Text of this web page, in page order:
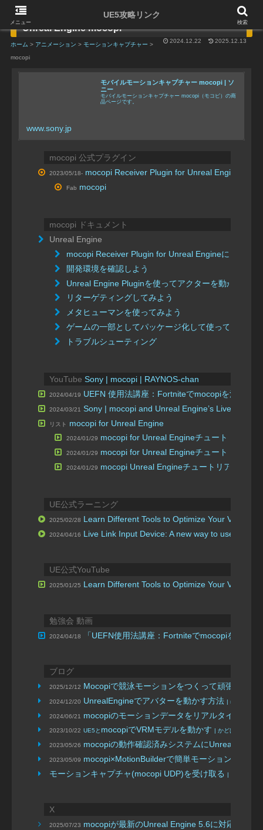
Unreal Engine mocopi
2024.12.22 2025.12.13
ホーム > アニメーション >モーションキャプチャー >
mocopi
モバイルモーションキャプチャー mocopi | ソ
ニー
モバイルモーションキャプチャー mocopi（モコピ）の商
品ページです。
www.sony.jp
mocopi 公式プラグイン
2023/05/18- mocopi Receiver Plugin for Unreal Engine
Fab mocopi
mocopi ドキュメント
Unreal Engine
mocopi Receiver Plugin for Unreal Engineについて
開発環境を確認しよう
Unreal Engine Pluginを使ってアクターを動かそう
リターゲティングしてみよう
メタヒューマンを使ってみよう
ゲームの一部としてパッケージ化して使ってみよう
トラブルシューティング
YouTubeSony | mocopi | RAYNOS-chan
2024/04/19 UEFN 使用法講座：Fortniteでmocopiを活用し
2024/03/21 Sony | mocopi and Unreal Engine’s Live Link
リスト mocopi for Unreal Engine
2024/01/29 mocopi for Unreal Engineチュートリアル:
2024/01/29 mocopi for Unreal Engineチュートリアル:
2024/01/29 mocopi Unreal Engineチュートリアル #1
UE公式ラーニング
2025/02/28 Learn Different Tools to Optimize Your Virtual
2024/04/16 Live Link Input Device: A new way to use
UE公式YouTube
2025/01/25 Learn Different Tools to Optimize Your Virtual
勉強会 動画
2024/04/18 「UEFN使用法講座：Fortniteでmocopiを活用し
ブログ
2025/12/12 Mocopiで競泳モーションをつくって頑張って
2024/12/20 UnrealEngineでアバターを動かす方法 | mintan
2024/06/21 mocopiのモーションデータをリアルタイムで
2023/10/22 UE5と mocopiでVRMモデルを動かす | かどはなスタジ
2023/05/26 mocopiの動作確認済みシステムにUnreal
2023/05/09 mocopi×MotionBuilderで簡単モーションキャプ
モーションキャプチャ(mocopi UDP)を受け取る
| VRM4U
X
2025/07/23 mocopiが最新のUnreal Engine 5.6に対応したよ
メニュー
UE5攻略リンク
検索